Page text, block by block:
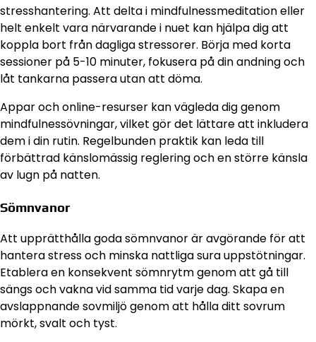
stresshantering. Att delta i mindfulnessmeditation eller
helt enkelt vara närvarande i nuet kan hjälpa dig att
koppla bort från dagliga stressorer. Börja med korta
sessioner på 5-10 minuter, fokusera på din andning och
låt tankarna passera utan att döma.
Appar och online-resurser kan vägleda dig genom
mindfulnessövningar, vilket gör det lättare att inkludera
dem i din rutin. Regelbunden praktik kan leda till
förbättrad känslomässig reglering och en större känsla
av lugn på natten.
Sömnvanor
Att upprätthålla goda sömnvanor är avgörande för att
hantera stress och minska nattliga sura uppstötningar.
Etablera en konsekvent sömnrytm genom att gå till
sängs och vakna vid samma tid varje dag. Skapa en
avslappnande sovmiljö genom att hålla ditt sovrum
mörkt, svalt och tyst.